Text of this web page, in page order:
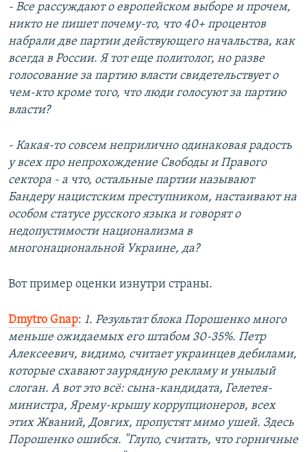
- Все рассуждают о европейском выборе и прочем,
никто не пишет почему-то, что 40+ процентов
набрали две партии действующего начальства, как
всегда в России. Я тот еще политолог, но разве
голосование за партию власти свидетельствует о
чем-кто кроме того, что люди голосуют за партию
власти?
- Какая-то совсем неприлично одинаковая радость
у всех про непрохождение Свободы и Правого
сектора - а что, остальные партии называют
Бандеру нацистским преступником, настаивают на
особом статусе русского языка и говорят о
недопустимости национализма в
многонациональной Украине, да?
Вот пример оценки изнутри страны.
Dmytro Gnap: 1. Результат блока Порошенко много
меньше ожидаемых его штабом 30-35%. Петр
Алексеевич, видимо, считает украинцев дебилами,
которые схавают заурядную рекламу и унылый
слоган. А вот это всё: сына-кандидата, Гелетея-
министра, Ярему-крышу коррупционеров, всех
этих Жваний, Довгих, пропустят мимо ушей. Здесь
Порошенко ошибся. "Глупо, считать, что горничные